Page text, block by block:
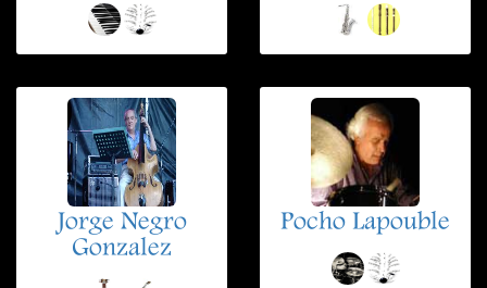
Jorge Negro
Gonzalez
Pocho Lapouble